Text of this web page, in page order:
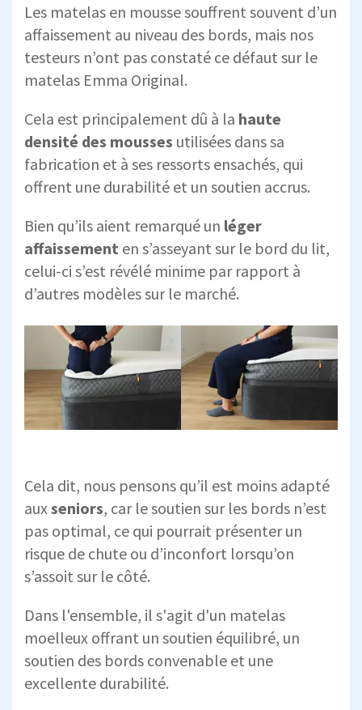
Les matelas en mousse souffrent souvent d’un
affaissement au niveau des bords, mais nos
testeurs n’ont pas constaté ce défaut sur le
matelas Emma Original.
Cela est principalement dû à la haute
densité des mousses utilisées dans sa
fabrication et à ses ressorts ensachés, qui
offrent une durabilité et un soutien accrus.
Bien qu’ils aient remarqué un léger
affaissement en s’asseyant sur le bord du lit,
celui-ci s’est révélé minime par rapport à
d’autres modèles sur le marché.
Cela dit, nous pensons qu’il est moins adapté
aux seniors, car le soutien sur les bords n’est
pas optimal, ce qui pourrait présenter un
risque de chute ou d’inconfort lorsqu’on
s’assoit sur le côté.
Dans l'ensemble, il s'agit d'un matelas
moelleux offrant un soutien équilibré, un
soutien des bords convenable et une
excellente durabilité.